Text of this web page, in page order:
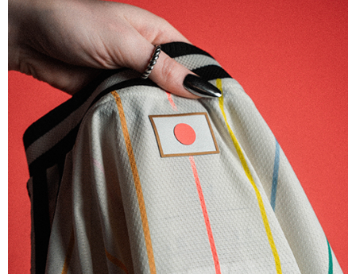
キッズ アディダス サッカー日本代表 2026 ホーム レプリカ ユ
ニフォーム
9,350
ご購入はこちら